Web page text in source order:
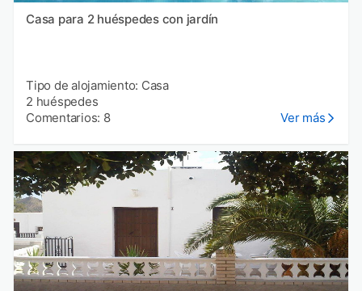
Casa para 2 huéspedes con jardín
Tipo de alojamiento: Casa
2 huéspedes
Comentarios: 8
Ver más